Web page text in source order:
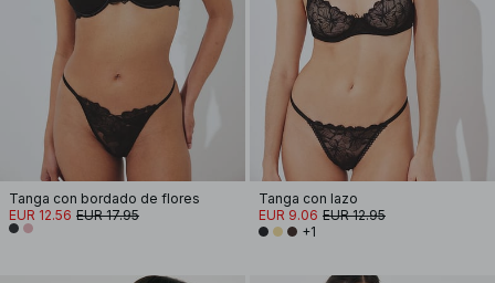
Tanga con bordado de flores
EUR 12.56 EUR 17.95
Tanga con lazo
EUR 9.06 EUR 12.95
+1